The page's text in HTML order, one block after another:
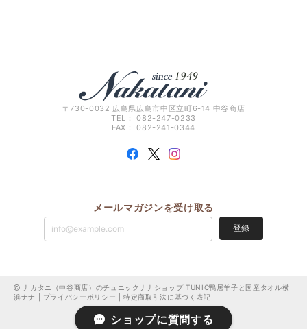
〒730-0032 広島県広島市中区立町6-14 中谷商店
TEL： 082-247-0233
FAX： 082-241-0344
メールマガジンを受け取る
登録
ナカタニ（中谷商店）のチュニックナナショップ TUNIC鴨居羊子と国産タオル横
浜ナナ | プライバシーポリシー |特定商取引法に基づく表記
ショップに質問する